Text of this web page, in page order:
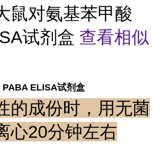
鼠对氨基苯甲酸
试剂盒 查看相似
PABA ELISA试剂盒
的成份时，用无菌
心20分钟左右